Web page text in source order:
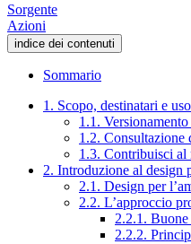
Sorgente
Azioni
indice dei contenuti
Sommario
1. Scopo, destinatari e
1.1.
1.2. Consultazione
1.3. Contribuisci al
2. Introduzione al
2.1. Design per
2.2. L’approccio
2.2.1.
2.2.2.